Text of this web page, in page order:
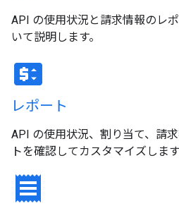
API の使用状況と請求情報のレ
いて説明します。
price_change
レポート
API の使用状況、割り当て、請
トを確認してカスタマイズします
receipt